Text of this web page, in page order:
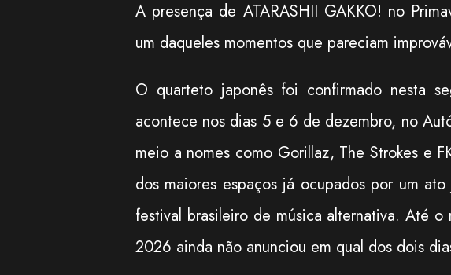
A presença de ATARASHII GAKKO! no
um daqueles momentos que pareciam
O quarteto japonês foi confirmado nesta
acontece nos dias 5 e 6 de dezembro, no
meio a nomes como Gorillaz, The Strokes e
dos maiores espaços já ocupados por um
festival brasileiro de música alternativa. Até o
2026 ainda não anunciou em qual dos dois